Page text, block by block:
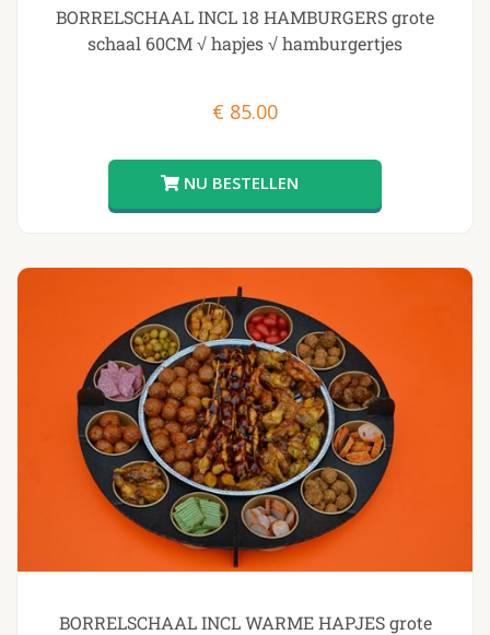
BORRELSCHAAL INCL 18 HAMBURGERS grote
schaal 60CM √ hapjes √ hamburgertjes
€ 85.00
BORRELSCHAAL INCL WARME HAPJES grote